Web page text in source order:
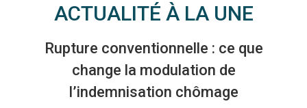
ACTUALITÉ À LA UNE
Rupture conventionnelle : ce que
change la modulation de
l’indemnisation chômage